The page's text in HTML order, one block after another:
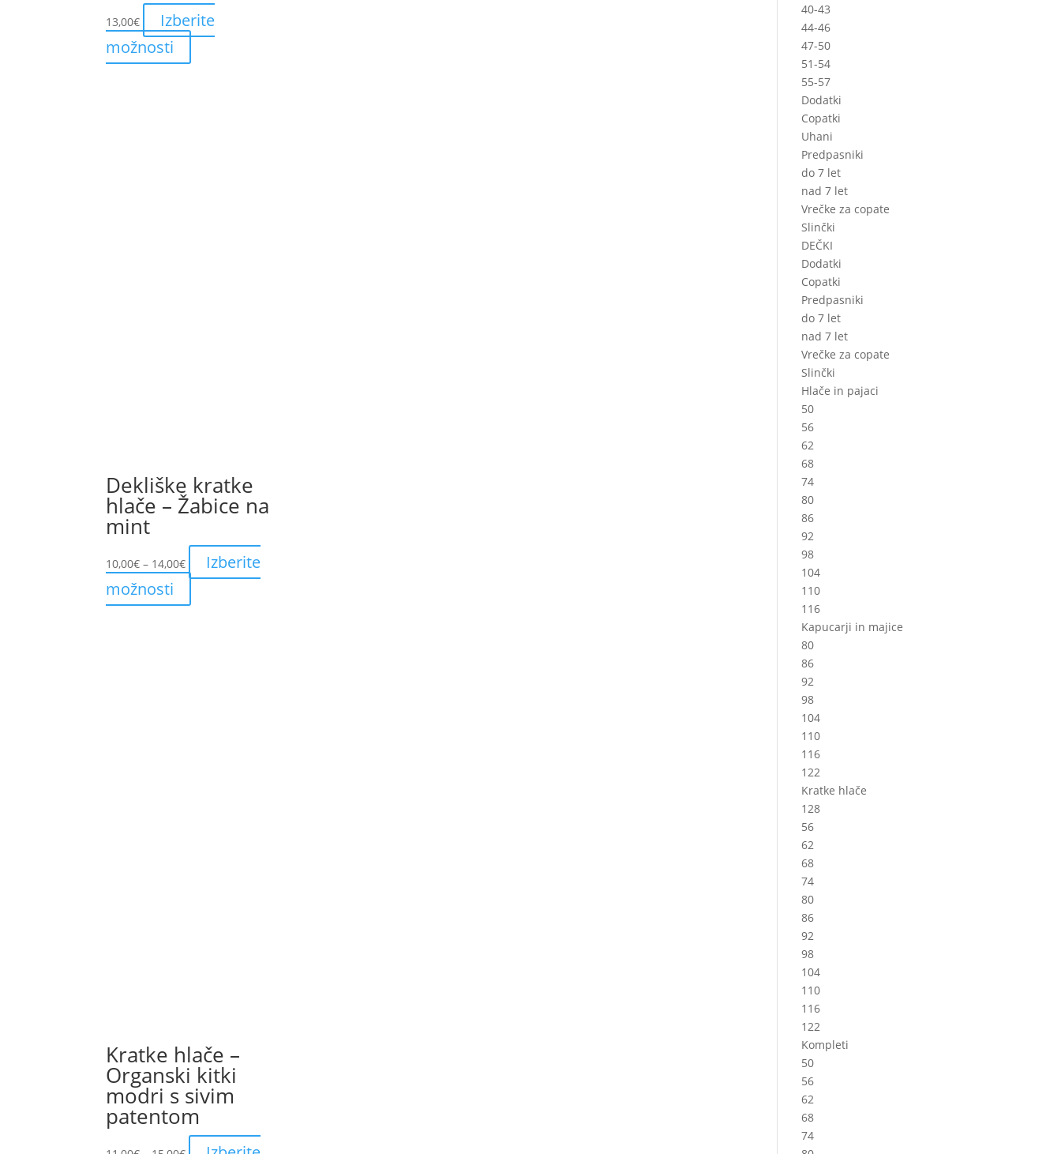
13,00€
Izberite
možnosti
product
Dekliške kratke
hlače – Žabice na
mint
10,00€ – 14,00€Price
range:
Izberite
možnosti
This
product
Kratke hlače –
Organski kitki
modri s sivim
patentom
Price
40-43
44-46
47-50
51-54
55-57
Dodatki
Copatki
Uhani
Predpasniki
do 7 let
nad 7 let
Vrečke za copate
Slinčki
DEČKI
Dodatki
Copatki
Predpasniki
do 7 let
nad 7 let
Vrečke za copate
Slinčki
Hlače in pajaci
50
56
62
68
74
80
86
92
98
104
110
116
Kapucarji in majice
80
86
92
98
104
110
116
122
Kratke hlače
128
56
62
68
74
80
86
92
98
104
110
116
122
Kompleti
50
56
62
68
74